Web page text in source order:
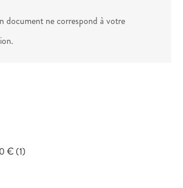
document ne correspond à votre
€ (1)